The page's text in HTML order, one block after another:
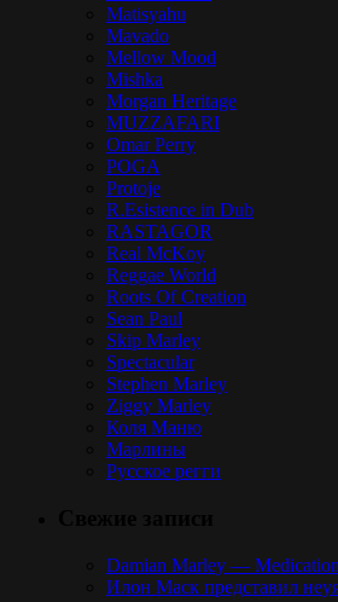
Matisyahu
Mavado
Mellow Mood
Mishka
Morgan Heritage
MUZZAFARI
Omar Perry
POGA
Protoje
R.Esistence in Dub
RASTAGOR
Real McKoy
Reggae World
Roots Of Creation
Sean Paul
Skip Marley
Spectacular
Stephen Marley
Ziggy Marley
Коля Маню
Марлины
Русское регги
Damian Marley —
Илон Маск представил